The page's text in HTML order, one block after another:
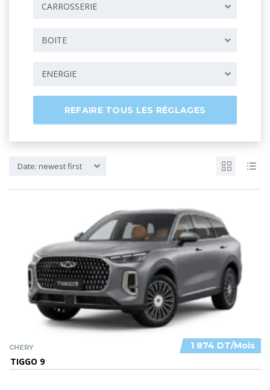
CARROSSERIE
BOITE
ENERGIE
REFAIRE TOUS LES RÉGLAGES
Date: newest first
1 874 DT/Mois
CHERY
TIGGO 9